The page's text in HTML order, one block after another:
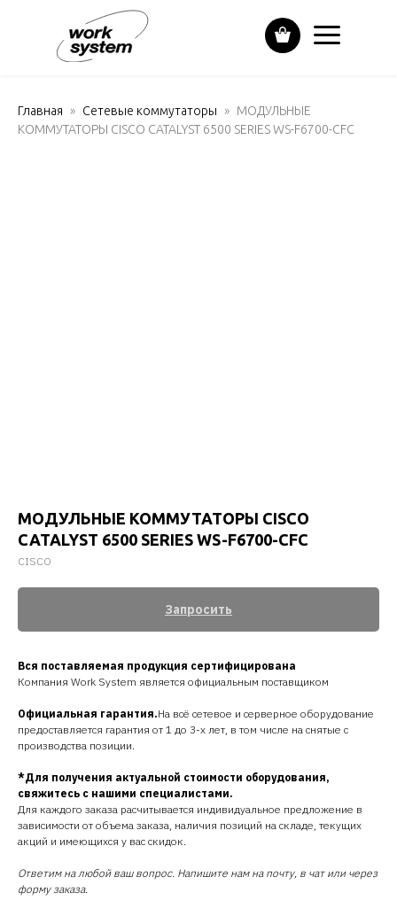
Главная Сетевые коммутаторы
МОДУЛЬНЫЕ
КОММУТАТОРЫ CISCO CATALYST 6500 SERIES WS-F6700-CFC
МОДУЛЬНЫЕ КОММУТАТОРЫ CISCO
CATALYST 6500 SERIES WS-F6700-CFC
CISCO
Запросить
Вся поставляемая продукция сертифицирована
Компания Work System является официальным поставщиком
Официальная гарантия.На всё сетевое и серверное оборудование
предоставляется гарантия от 1 до 3-х лет, в том числе на снятые с
производства позиции.
*Для получения актуальной стоимости оборудования,
свяжитесь с нашими специалистами.
Для каждого заказа расчитывается индивидуальное предложение в
зависимости от объема заказа, наличия позиций на складе, текущих
акций и имеющихся у вас скидок.
Ответим на любой ваш вопрос. Напишите нам на почту, в чат или через
форму заказа.